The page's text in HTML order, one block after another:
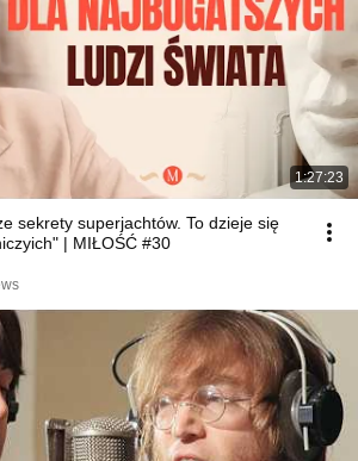
1:27:23
sekrety superjachtów. To dzieje się
| MIŁOŚĆ #30